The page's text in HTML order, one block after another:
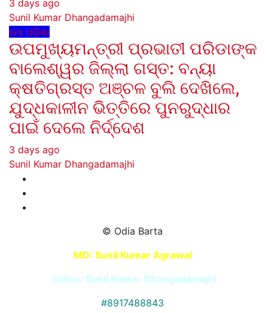
3 days ago
Sunil Kumar Dhangadamajhi
ମୋ ଓଡ଼ିଶା
ଉପମୁଖ୍ୟମନ୍ତ୍ରୀ ପ୍ରଭାତୀ ପରିଡାଙ୍କ
ବାଲେଶ୍ୱର ଜିଲ୍ଲା ଗସ୍ତ: ବନ୍ୟା
କ୍ଷତିଗ୍ରସ୍ତ ଅଞ୍ଚଳ ବୁଲି ଦେଖିଲେ,
ଯୁଦ୍ଧକାଳୀନ ଭିତ୍ତିରେ ପୁନରୁଦ୍ଧାର
ପାଇଁ ଦେଲେ ନିର୍ଦ୍ଦେଶ
3 days ago
Sunil Kumar Dhangadamajhi
© Odia Barta
MD: Sunil Kumar Agrawal
Editor: Sunil Kumar Dhangadamajhi
#8917488843